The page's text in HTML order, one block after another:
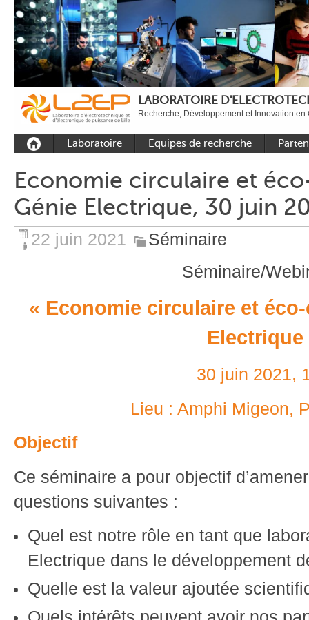
LABORATOIRE
Recherche, Développement et Innovation en
Laboratoire
Outils et moyens
expérimentaux
Rayonnement
Carbon Care
Equipes de recherche
Equipe Electronique de
puissance
Equipe Outils et
Méthodes Numériques
Economie circulaire et
Génie Electrique, 30 juin
22 juin 2021
Séminaire
Séminaire/
« Economie circulaire et
Electrique
30 juin 2021,
Lieu : Amphi Migeon,
Objectif
Ce séminaire a pour objectif
questions suivantes :
Quel est notre rôle en tant que
Electrique dans le développement
Quelle est la valeur ajoutée